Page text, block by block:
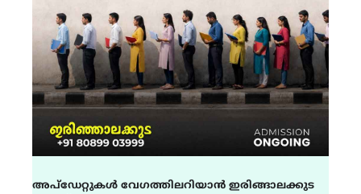
അപ്ഡേറ്റുകൾ വേഗത്തിലറിയാൻ ഇരിങ്ങാലക്കുട